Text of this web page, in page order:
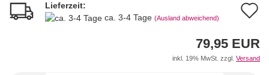
Lieferzeit:
ca. 3-4 Tage (Ausland abweichend)
79,95 EUR
inkl. 19% MwSt. zzgl. Versand